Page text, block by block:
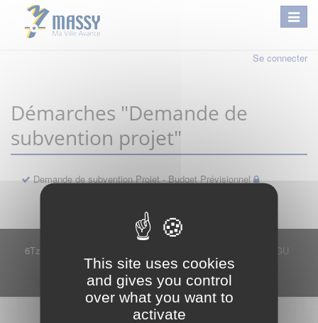
Se connecter
Démarches "Demande de
subvention projet"
Demande de subvention Projet - Budget Prévisionnel
6Tzen ©2015 - Tous droits réservés
CGU
Plan du site
FAQ
Contact
Ce service est proposé par6Tzen
This site uses cookies
and gives you control
over what you want to
activate